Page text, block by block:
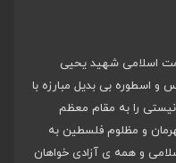
اسلامی شهید یحیی
و اسطوره بی بدیل مبارزه با
را به مقام معظم
و مظلوم فلسطین به
و همه ی آزادی خواهان